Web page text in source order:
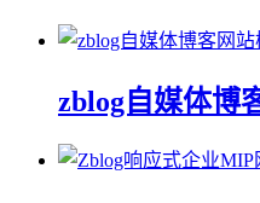
zblog自媒体博